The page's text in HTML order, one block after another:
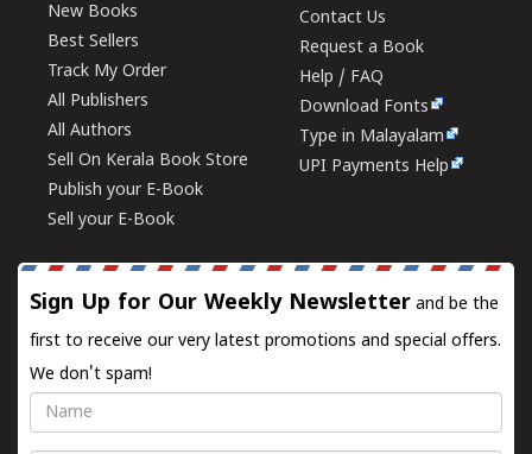
New Books
Best Sellers
Track My Order
All Publishers
All Authors
Sell On Kerala Book Store
Publish your E-Book
Sell your E-Book
Contact Us
Request a Book
Help / FAQ
Download Fonts
Type in Malayalam
UPI Payments Help
Sign Up for Our Weekly Newsletter and be the
first to receive our very latest promotions and special offers.
We don't spam!
Name